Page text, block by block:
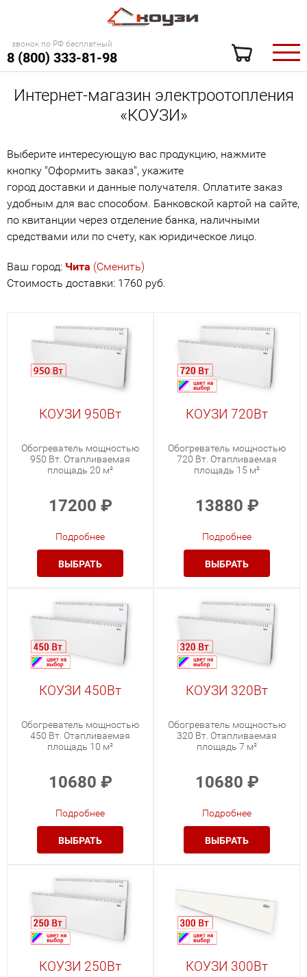
звонок по РФ бесплатный
8 (800) 333-81-98
Интернет-магазин электроотопления
«КОУЗИ»
Выберите интересующую вас продукцию, нажмите
кнопку "Оформить заказ", укажите
город доставки и данные получателя. Оплатите заказ
удобным для вас способом. Банковской картой на сайте,
по квитанции через отделение банка, наличными
средствами или по счету, как юридическое лицо.
Ваш город: Чита (Сменить)
Стоимость доставки: 1760 руб.
КОУЗИ 950Вт
Обогреватель мощностью
950 Вт. Отапливаемая
площадь 20 м²
17200 ₽
Подробнее
ВЫБРАТЬ
КОУЗИ 720Вт
Обогреватель мощностью
720 Вт. Отапливаемая
площадь 15 м²
13880 ₽
Подробнее
ВЫБРАТЬ
КОУЗИ 450Вт
Обогреватель мощностью
450 Вт. Отапливаемая
площадь 10 м²
10680 ₽
Подробнее
ВЫБРАТЬ
КОУЗИ 320Вт
Обогреватель мощностью
320 Вт. Отапливаемая
площадь 7 м²
10680 ₽
Подробнее
ВЫБРАТЬ
КОУЗИ 250Вт
КОУЗИ 300Вт